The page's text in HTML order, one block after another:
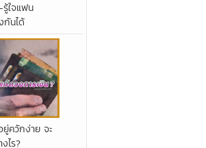
ใจแฟน
กันได้
ยู่ควักง่าย จะ
ไร?